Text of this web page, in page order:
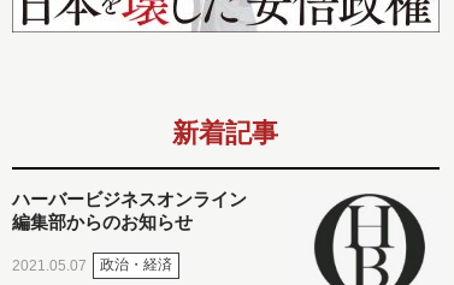
新着記事
ハーバービジネスオンライン
編集部からのお知らせ
2021.05.07 政治・経済